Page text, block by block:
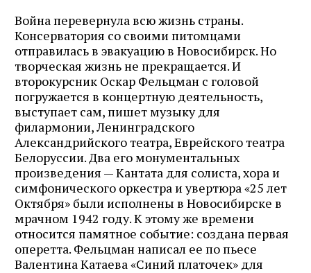
Война перевернула всю жизнь страны.
Консерватория со своими питомцами
отправилась в эвакуацию в Новосибирск. Но
творческая жизнь не прекращается. И
второкурсник Оскар Фельцман с головой
погружается в концертную деятельность,
выступает сам, пишет музыку для
филармонии, Ленинградского
Александрийского театра, Еврейского театра
Белоруссии. Два его монументальных
произведения — Кантата для солиста, хора и
симфонического оркестра и увертюра «25 лет
Октября» были исполнены в Новосибирске в
мрачном 1942 году. К этому же времени
относится памятное событие: создана первая
оперетта. Фельцман написал ее по пьесе
Валентина Катаева «Синий платочек» для